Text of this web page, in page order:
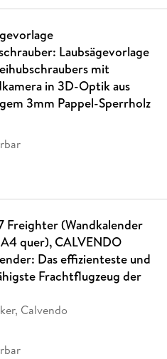
Laubsägevorlage
mit
in 3D-Optik aus
3mm Pappel-Sperrholz
Freighter (Wandkalender
quer), CALVENDO
Das effizienteste und
Frachtflugzeug der
Calvendo